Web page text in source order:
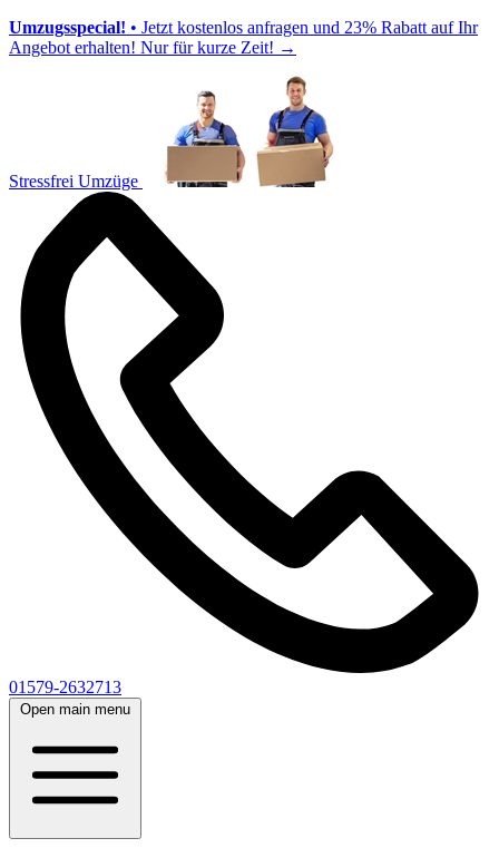
Umzugsspecial! • Jetzt kostenlos anfragen und 23% Rabatt auf Ihr
Angebot erhalten! Nur für kurze Zeit! →
Stressfrei Umzüge
01579-2632713
Open main menu